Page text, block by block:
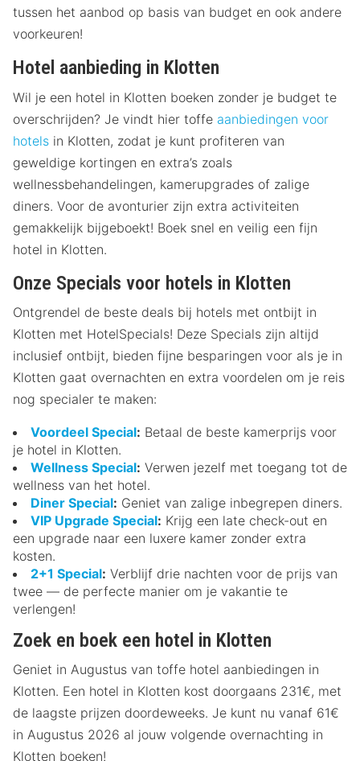
tussen het aanbod op basis van budget en ook andere
voorkeuren!
Hotel aanbieding in Klotten
Wil je een hotel in Klotten boeken zonder je budget te
overschrijden? Je vindt hier toffe aanbiedingen voor
hotels in Klotten, zodat je kunt profiteren van
geweldige kortingen en extra’s zoals
wellnessbehandelingen, kamerupgrades of zalige
diners. Voor de avonturier zijn extra activiteiten
gemakkelijk bijgeboekt! Boek snel en veilig een fijn
hotel in Klotten.
Onze Specials voor hotels in Klotten
Ontgrendel de beste deals bij hotels met ontbijt in
Klotten met HotelSpecials! Deze Specials zijn altijd
inclusief ontbijt, bieden fijne besparingen voor als je in
Klotten gaat overnachten en extra voordelen om je reis
nog specialer te maken:
Voordeel Special: Betaal de beste kamerprijs voor
je hotel in Klotten.
Wellness Special: Verwen jezelf met toegang tot de
wellness van het hotel.
Diner Special: Geniet van zalige inbegrepen diners.
VIP Upgrade Special: Krijg een late check-out en
een upgrade naar een luxere kamer zonder extra
kosten.
2+1 Special: Verblijf drie nachten voor de prijs van
twee — de perfecte manier om je vakantie te
verlengen!
Zoek en boek een hotel in Klotten
Geniet in Augustus van toffe hotel aanbiedingen in
Klotten. Een hotel in Klotten kost doorgaans 231€, met
de laagste prijzen doordeweeks. Je kunt nu vanaf 61€
in Augustus 2026 al jouw volgende overnachting in
Klotten boeken!